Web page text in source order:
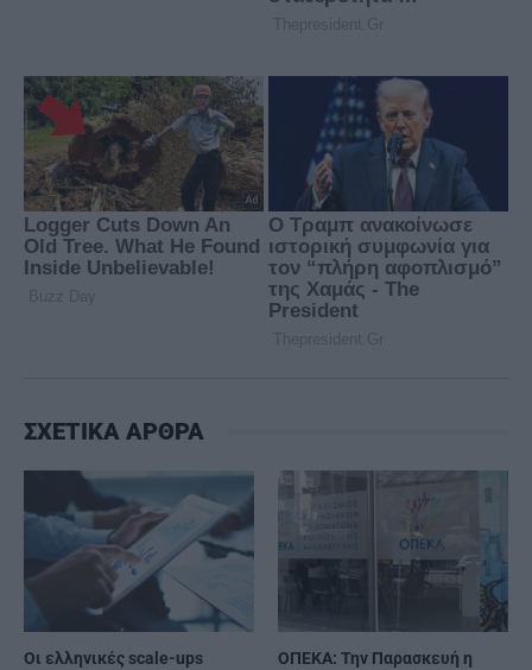
ΣΧΕΤΙΚΑ ΑΡΘΡΑ
Οι ελληνικές scale-ups
ΟΠΕΚΑ: Την Παρασκευή η